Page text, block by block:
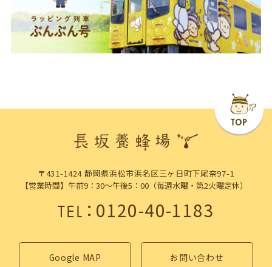
〒431-1424 静岡県浜松市浜名区三ヶ日町下尾奈97-1
【営業時間】午前9：30～午後5：00（毎週水曜・第2火曜定休）
TEL：0120-40-1183
Google MAP お問い合わせ